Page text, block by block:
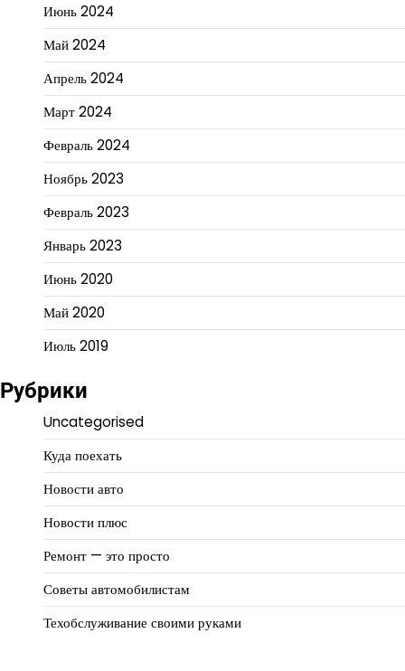
Июнь 2024
Май 2024
Апрель 2024
Март 2024
Февраль 2024
Ноябрь 2023
Февраль 2023
Январь 2023
Июнь 2020
Май 2020
Июль 2019
Рубрики
Uncategorised
Куда поехать
Новости авто
Новости плюс
Ремонт — это просто
Советы автомобилистам
Техобслуживание своими руками